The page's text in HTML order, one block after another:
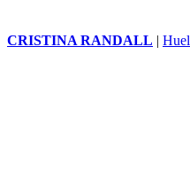
CRISTINA RANDALL